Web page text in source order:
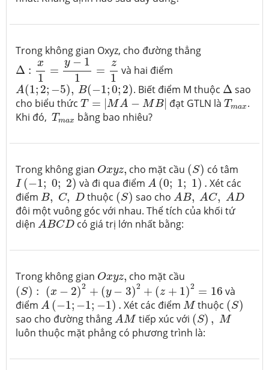
Trong không gian Oxyz, cho đường thẳng
Δ :
x
1
=
y − 1
1
=
z
1
Δ:x1=y−11=z1
và hai điểm
A(1; 2; −5), B(−1;0; 2)
A(12;− ),B (−1; ;2) . Biết điểm M thuộc Δ
Δ sao
cho biểu thức T = |MA − MB|
T= MA−MB| đạt GTLN là Tmax
Tmax.
Khi đó, Tmax
Tmaxbằng bao nhiêu?
Trong không gian Oxyz,
Oxyz cho mặt cầu (S)
(S) có tâm
I (−1; 0; 2)
I(−1;0;2) và đi qua điểm A (0; 1; 1) .
A(0;1;1).
Xét các
điểm B, C, D
B,C,D thuộc (S)
(S) sao cho AB, AC, AD
AB,AC,AD
đôi một vuông góc với nhau. Thể tích của khối tứ
diện ABCD
ABCD có giá trị lớn nhất bằng:
Trong không gian Oxyz,
Oxyz cho mặt cầu
(S) : (x − 2)2 + (y − 3)2 + (z + 1)2 = 16
(S):(x−2)2+(y−3 2+(z+1)2=16
và
điểm A (−1; −1; −1) .
A(− ;−1 −1 . Xét các điểm M
Mthuộc (S)
(S)
sao cho đường thẳng AM
AM tiếp xúc với (S) , M
(S),M
luôn thuộc mặt phẳng có phương trình là: